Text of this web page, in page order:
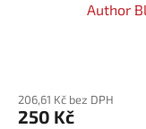
Author
206,61 Kč bez DPH
250 Kč